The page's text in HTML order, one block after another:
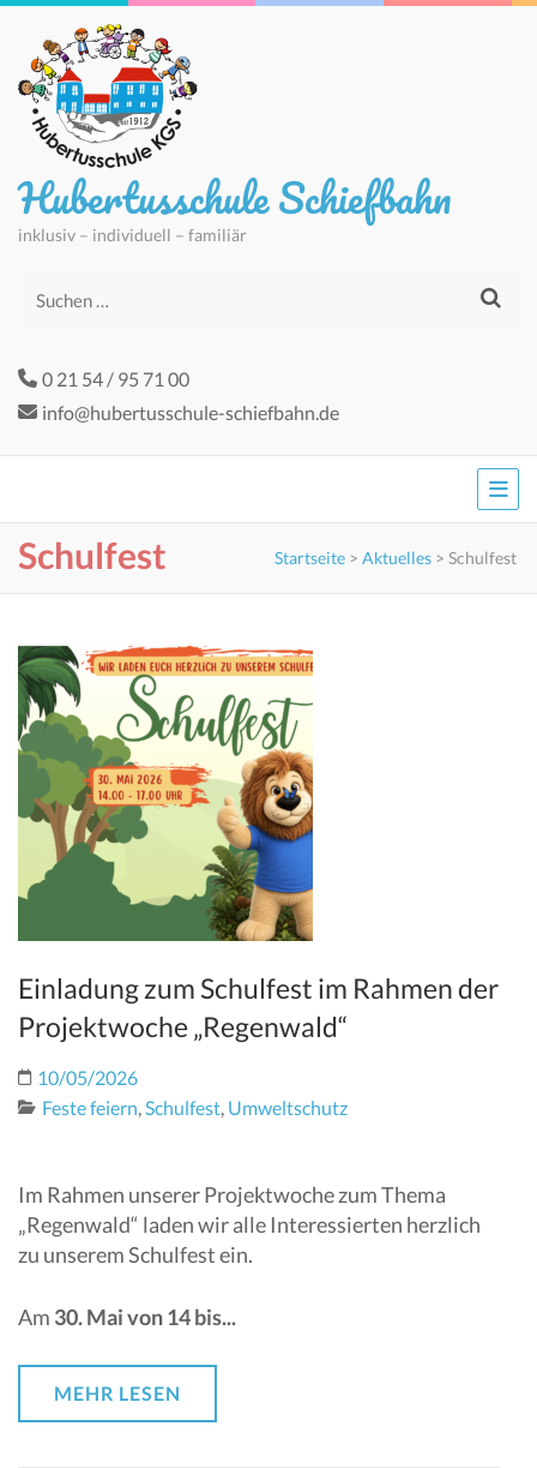
Hubertusschule Schiefbahn
inklusiv – individuell – familiär
Suchen
0 21 54 / 95 71 00
info@hubertusschule-schiefbahn.de
Schulfest Startseite > Aktuelles > Schulfest
Einladung zum Schulfest im Rahmen der
Projektwoche „Regenwald“
10/05/2026
Feste feiern,Schulfest, Umweltschutz
Im Rahmen unserer Projektwoche zum Thema
„Regenwald“ laden wir alle Interessierten herzlich
zu unserem Schulfest ein.
Am 30. Mai von 14 bis...
MEHR LESEN